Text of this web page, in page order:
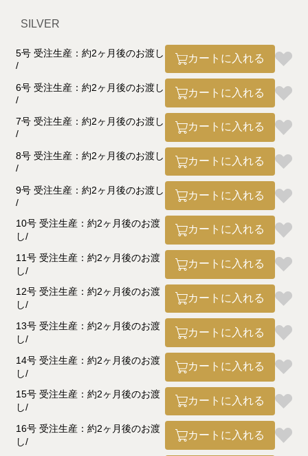
SILVER
5号 受注生産：約2ヶ月後のお渡し カートに入れる
6号 受注生産：約2ヶ月後のお渡し カートに入れる
7号 受注生産：約2ヶ月後のお渡し カートに入れる
8号 受注生産：約2ヶ月後のお渡し カートに入れる
9号 受注生産：約2ヶ月後のお渡し カートに入れる
10号 受注生産：約2ヶ月後のお渡
し
カートに入れる
11号 受注生産：約2ヶ月後のお渡
し
カートに入れる
12号 受注生産：約2ヶ月後のお渡
し
カートに入れる
13号 受注生産：約2ヶ月後のお渡
し
カートに入れる
14号 受注生産：約2ヶ月後のお渡
し
カートに入れる
15号 受注生産：約2ヶ月後のお渡
し
カートに入れる
16号 受注生産：約2ヶ月後のお渡
し
カートに入れる